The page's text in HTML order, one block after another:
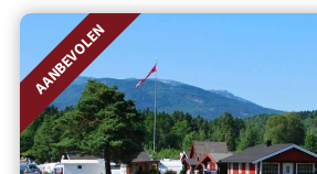
AANBEVOLEN